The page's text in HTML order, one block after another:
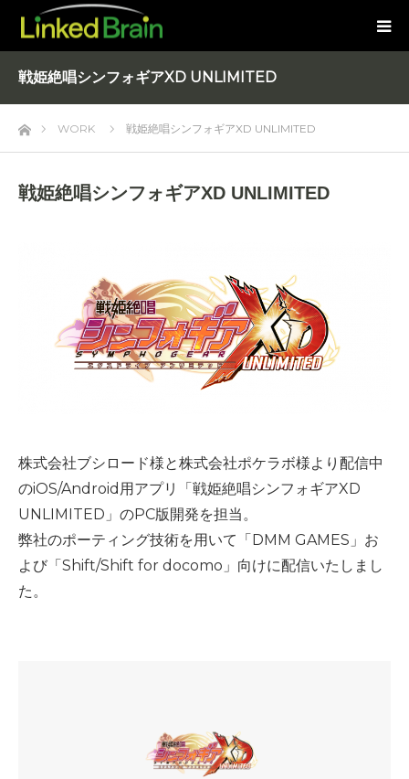
戦姫絶唱シンフォギアXD UNLIMITED
ホームWORK 戦姫絶唱シンフォギアXD UNLIMITED
戦姫絶唱シンフォギアXD UNLIMITED
株式会社ブシロード様と株式会社ポケラボ様より配信中
のiOS/Android用アプリ「戦姫絶唱シンフォギアXD
UNLIMITED」のPC版開発を担当。
弊社のポーティング技術を用いて「DMM GAMES」お
よび「Shift/Shift for docomo」向けに配信いたしまし
た。